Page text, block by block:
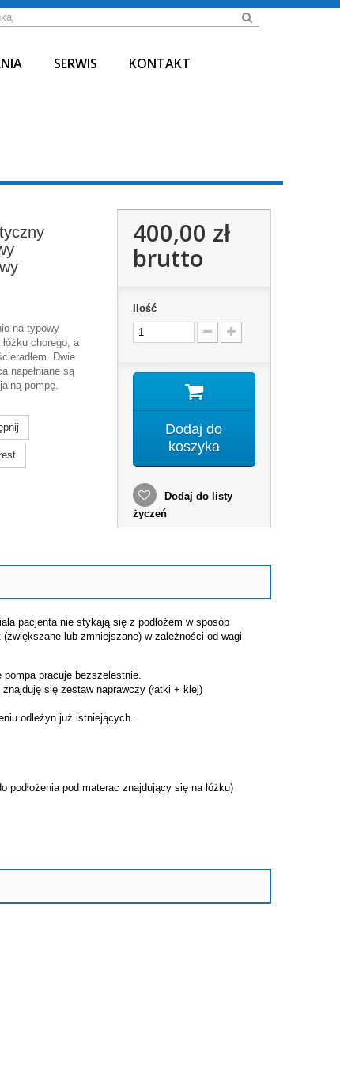
SERWIS
KONTAKT
na typowy
chorego, a
Dwie
napełniane są
pompę.
400,00 zł
brutto
Ilość
Dodaj do
koszyka
Dodaj do listy
życzeń
pacjenta nie stykają się z podłożem w sposób
lub zmniejszane) w zależności od wagi
pracuje bezszelestnie.
się zestaw naprawczy (łatki + klej)
odleżyn już istniejących.
pod materac znajdujący się na łóżku)